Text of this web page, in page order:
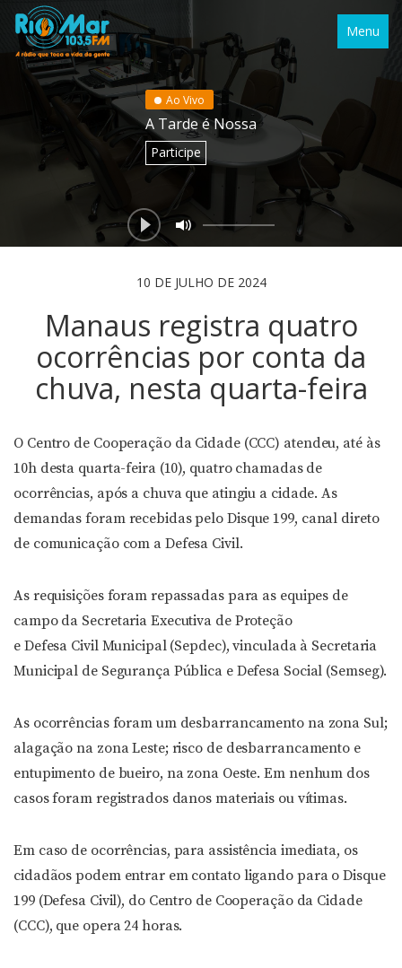
Menu
Ao Vivo
A Tarde é Nossa
Participe
10 DE JULHO DE 2024
Manaus registra quatro
ocorrências por conta da
chuva, nesta quarta-feira
O Centro de Cooperação da Cidade (CCC) atendeu, até às
10h desta quarta-feira (10), quatro chamadas de
ocorrências, após a chuva que atingiu a cidade. As
demandas foram recebidas pelo Disque 199, canal direto
de comunicação com a Defesa Civil.
As requisições foram repassadas para as equipes de
campo da Secretaria Executiva de Proteção
e Defesa Civil Municipal (Sepdec), vinculada à Secretaria
Municipal de Segurança Pública e Defesa Social (Semseg).
As ocorrências foram um desbarrancamento na zona Sul;
alagação na zona Leste; risco de desbarrancamento e
entupimento de bueiro, na zona Oeste. Em nenhum dos
casos foram registrados danos materiais ou vítimas.
Em caso de ocorrências, para assistência imediata, os
cidadãos podem entrar em contato ligando para o Disque
199 (Defesa Civil), do Centro de Cooperação da Cidade
(CCC), que opera 24 horas.